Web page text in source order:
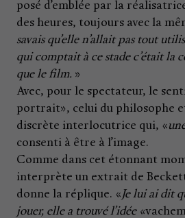
posé d’emblée par la
des heures, toujours avec la
savais qu’elle n’allait pas tout
qui comptait à ce stade c’était la
que le film. »
Avec, pour le spectateur, le
portrait», celui du philosophe
discrète interlocutrice qui, «
consenti à être à l’image.
Comme dans cet étonnant
interprète un extrait de
donne la réplique. «Je lui ai dit
jouer, elle a trouvé l’idée «